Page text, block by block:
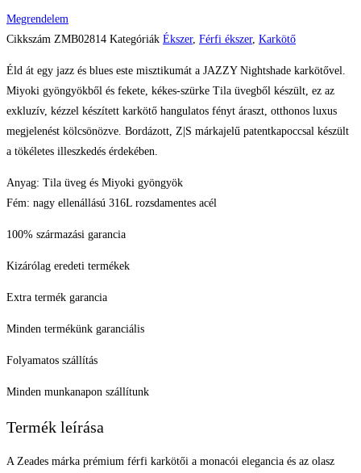
Megrendelem
Cikkszám ZMB02814 Kategóriák Ékszer, Férfi ékszer, Karkötő
Éld át egy jazz és blues este misztikumát a JAZZY Nightshade karkötővel.
Miyoki gyöngyökből és fekete, kékes-szürke Tila üvegből készült, ez az
exkluzív, kézzel készített karkötő hangulatos fényt áraszt, otthonos luxus
megjelenést kölcsönözve. Bordázott, Z|S márkajelű patentkapoccsal készült
a tökéletes illeszkedés érdekében.
Anyag: Tila üveg és Miyoki gyöngyök
Fém: nagy ellenállású 316L rozsdamentes acél
100% származási garancia
Kizárólag eredeti termékek
Extra termék garancia
Minden termékünk garanciális
Folyamatos szállítás
Minden munkanapon szállítunk
Termék leírása
A Zeades márka prémium férfi karkötői a monacói elegancia és az olasz